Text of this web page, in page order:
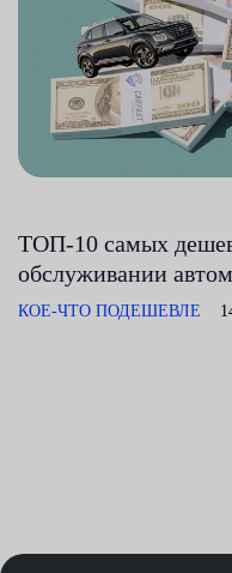
ТОП-10 самых
обслуживании
КОЕ-ЧТО ПОДЕШЕВЛЕ